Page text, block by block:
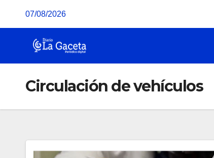
07/08/2026
Circulación de vehículos